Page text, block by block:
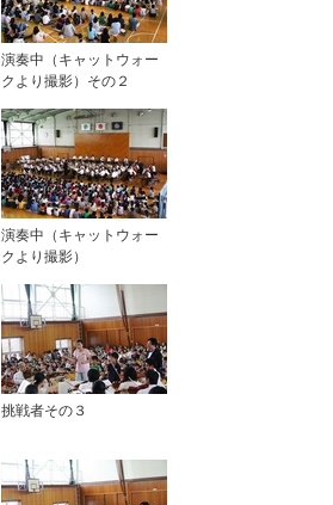
演奏中（キャットウォー
クより撮影）その２
演奏中（キャットウォー
クより撮影）
挑戦者その３